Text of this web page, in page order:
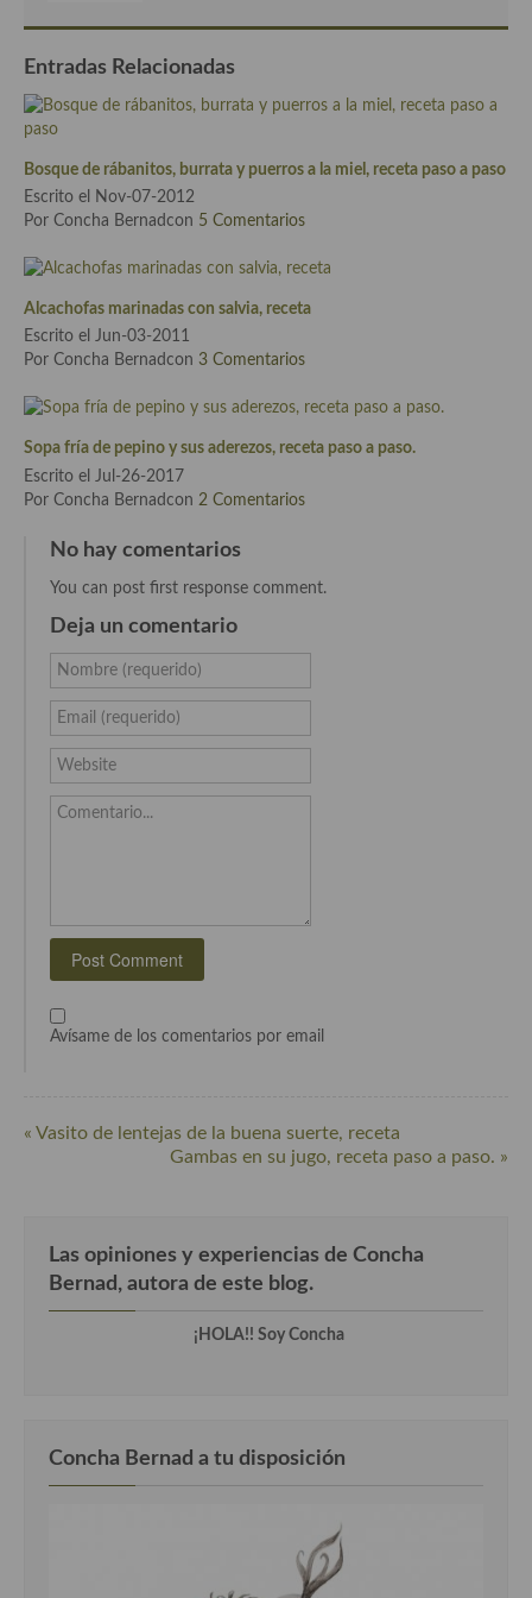
Cocina de Egipto
Cocina de Tunez
Cocina Oriental
Cocina Vietnamita
Cocina camboyana
Cocina Coreana
Cocina HIndú
Cocina China
Cocina del Pacifico
Cocina filipina
Cocina de Hawái
Cocina de Madagascar
Cocina Africana
Cocina Sudafrinaca
Cocina Yoshoku
Cocina callejera
Cocina Aragonesa
Cocina Balear
Entradas Relacionadas
Bosque de rábanitos, burrata y puerros a la miel, receta paso a paso
Escrito el Nov-07-2012
Por Concha Bernadcon 5 Comentarios
Alcachofas marinadas con salvia, receta
Escrito el Jun-03-2011
Por Concha Bernadcon 3 Comentarios
Sopa fría de pepino y sus aderezos, receta paso a paso.
Escrito el Jul-26-2017
Por Concha Bernadcon 2 Comentarios
No hay comentarios
You can post first response comment.
Deja un comentario
Nombre (requerido)
Email (requerido)
Website
Comentario...
Avísame de los comentarios por email
« Vasito de lentejas de la buena suerte, receta
Gambas en su jugo, receta paso a paso. »
Las opiniones y experiencias de Concha
Bernad, autora de este blog.
¡HOLA!! Soy Concha
Concha Bernad a tu disposición